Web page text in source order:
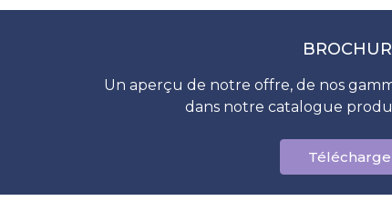
Un aperçu de notre offre, de nos
dans notre catalogue